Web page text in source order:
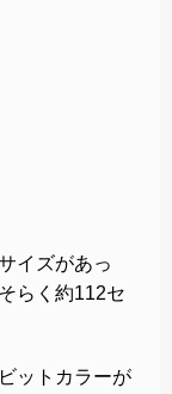
イズがあっ
らく約112セ
ットカラーが